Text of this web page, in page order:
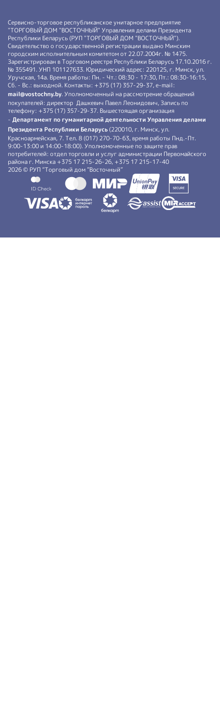
Сервисно-торговое республиканское унитарное предприятие
"ТОРГОВЫЙ ДОМ "ВОСТОЧНЫЙ" Управления делами Президента
Республики Беларусь (РУП "ТОРГОВЫЙ ДОМ "ВОСТОЧНЫЙ").
Свидетельство о государственной регистрации выдано Минским
городским исполнительным комитетом от 22.07.2004г. № 1475.
Зарегистрирован в Торговом реестре Республики Беларусь 17.10.2016 г.
№ 355491. УНП 101127633. Юридический адрес: 220125, г. Минск, ул.
Уручская, 14а. Время работы: Пн. - Чт.: 08:30 - 17:30, Пт.: 08:30-16:15,
Сб. - Вс.: выходной. Контакты: +375 (17) 357-29-37, e-mail:
mail@vostochny.by. Уполномоченный на рассмотрение обращений
покупателей: директор Дашкевич Павел Леонидович, Запись по
телефону: +375 (17) 357-29-37. Вышестоящая организация
- Департамент по гуманитарной деятельности Управления делами
Президента Республики Беларусь (220010, г. Минск, ул.
Красноармейская, 7. Тел. 8 (017) 270-70-63, время работы Пнд.-Пт.
9:00-13:00 и 14:00-18:00). Уполномоченные по защите прав
потребителей: отдел торговли и услуг администрации Первомайского
района г. Минска +375 17 215-26-26, +375 17 215-17-40
2026 © РУП “Торговый дом ”Восточный”